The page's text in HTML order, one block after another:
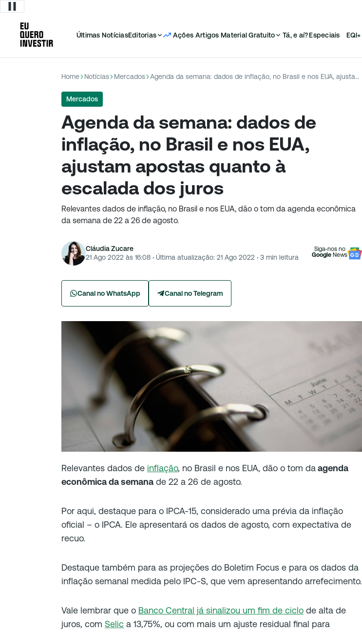
Últimas NotíciasEditorias Ações Artigos Material Gratuito Tá, e aí?Especiais EQI+
Home Notícias Mercados Agenda da semana: dados de inflação, no Brasil e nos EUA, ajustam apostas quanto à escalada dos juros
Mercados
Agenda da semana: dados de
inflação, no Brasil e nos EUA,
ajustam apostas quanto à
escalada dos juros
Relevantes dados de inflação, no Brasil e nos EUA, dão o tom da agenda econômica
da semana de 22 a 26 de agosto.
Cláudia Zucare
21 Ago 2022 às 16:08 · Última atualização: 21 Ago 2022 · 3 min leitura
Siga-nos no
Google News
Canal no WhatsApp Canal no Telegram
Relevantes dados de inflação, no Brasil e nos EUA, dão o tom daagenda
econômica da semana de 22 a 26 de agosto.
Por aqui, destaque para o IPCA-15, considerado uma prévia da inflação
oficial – o IPCA. Ele apresentará os dados de agosto, com expectativa de
recuo.
Destaque também para as projeções do Boletim Focus e para os dados da
inflação semanal medida pelo IPC-S, que vem apresentando arrefecimento.
Vale lembrar que o Banco Central já sinalizou um fim de ciclo de alta de
juros, com Selic a 13,75%, ou com mais um ajuste residual final para